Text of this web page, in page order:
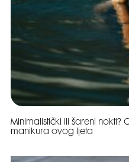
Minimalistički ili šareni
manikura ovog ljeta